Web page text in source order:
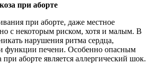
при aбopте
при aбopте, даже местное
с некоторым риском, хотя и малым. В
нарушения ритма сердца,
функции печени. Особенно опасным
aбopте является аллергический шок.